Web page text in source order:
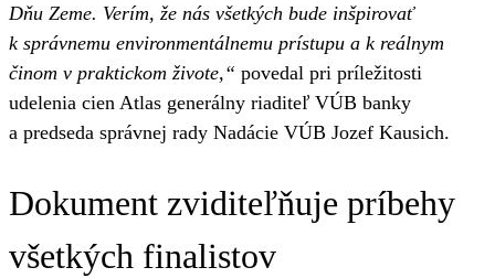
Dňu Zeme. Verím, že nás všetkých bude inšpirovať
k správnemu environmentálnemu prístupu a k reálnym
činom v praktickom živote,“ povedal pri príležitosti
udelenia cien Atlas generálny riaditeľ VÚB banky
a predseda správnej rady Nadácie VÚB Jozef Kausich.
Dokument zviditeľňuje príbehy
všetkých finalistov